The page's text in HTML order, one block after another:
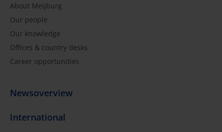
About Meijburg
Our people
Our knowledge
Offices & country desks
Career opportunities
Newsoverview
International